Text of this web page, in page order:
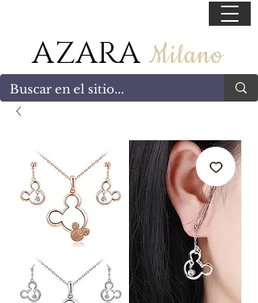
AZARA Milano